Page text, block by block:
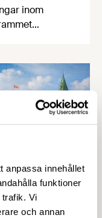
anpassa innehållet
funktioner
Vi
och annan
inom
är en större
fossilfrihet eller